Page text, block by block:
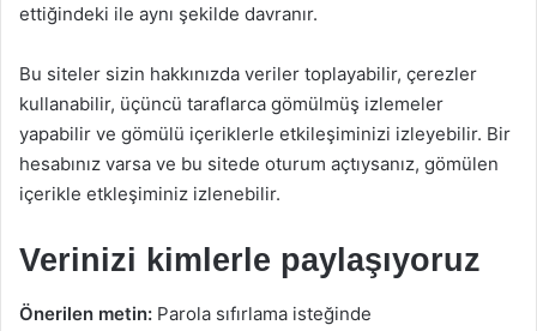
ettiğindeki ile aynı şekilde davranır.
Bu siteler sizin hakkınızda veriler toplayabilir, çerezler
kullanabilir, üçüncü taraflarca gömülmüş izlemeler
yapabilir ve gömülü içeriklerle etkileşiminizi izleyebilir. Bir
hesabınız varsa ve bu sitede oturum açtıysanız, gömülen
içerikle etkleşiminiz izlenebilir.
Verinizi kimlerle paylaşıyoruz
Önerilen metin: Parola sıfırlama isteğinde